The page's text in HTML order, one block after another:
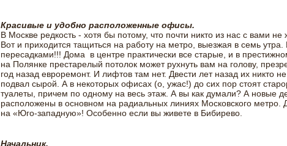
Красивые и удобно расположенные офисы.
В Москве редкость - хотя бы потому, что почти никто из нас с вами не
Вот и приходится тащиться на работу на метро, выезжая в семь
пересадками!!! Дома в центре практически все старые, и в
на Полянке престарелый потолок может рухнуть вам на голову,
год назад евроремонт. И лифтов там нет. Двести лет назад их никто
подвал сырой. А в некоторых офисах (о, ужас!) до сих пор стоят
туалеты, причем по одному на весь этаж. А вы как думали? А новые
расположены в основном на радиальных линиях Московского метро.
на «Юго-западную»! Особенно если вы живете в Бибирево.
Начальник.